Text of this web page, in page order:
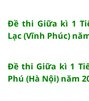
Đề thi Giữa kì 1
Lạc (Vĩnh Phúc)
Đề thi Giữa kì 1
Phú (Hà Nội) năm